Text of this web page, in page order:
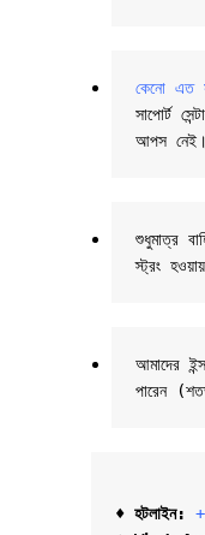
কেনো এত
সাপোর্ট
আপস
শুধুমাত্র
স্ট্রং
আমাদের
পারেন
♦ হটলাইন: